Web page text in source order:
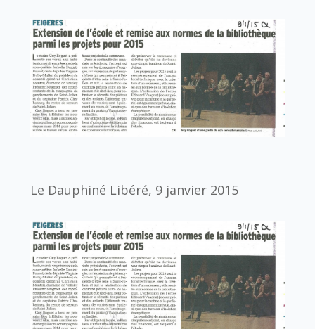
Le Dauphiné Libéré, 9 janvier 2015